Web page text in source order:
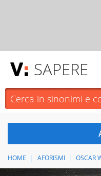
SAPERE
HOME AFORISMI OSCAR